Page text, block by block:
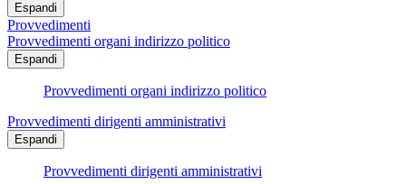
Espandi
Provvedimenti
Provvedimenti organi indirizzo politico
Espandi
Provvedimenti organi indirizzo politico
Provvedimenti dirigenti amministrativi
Espandi
Provvedimenti dirigenti amministrativi